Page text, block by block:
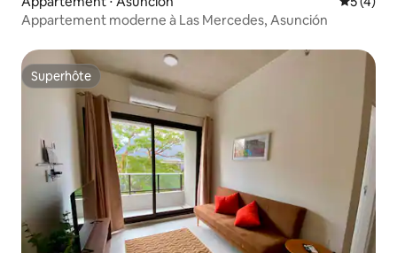
Appartement moderne à Las Mercedes, Asunción
Superhôte
Superhôte